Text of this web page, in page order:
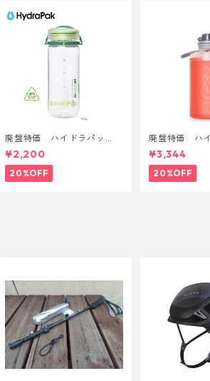
廃盤特価 ハイドラパッ
ク リーコン ツイスト＆シ
ップ 500ml
¥2,200
20%OFF
廃盤特価 ハ
ク フラック
¥3,344
20%OFF